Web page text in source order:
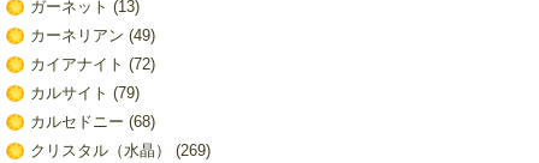
ガーネット (13)
カーネリアン (49)
カイアナイト (72)
カルサイト (79)
カルセドニー (68)
クリスタル（水晶）
(269)